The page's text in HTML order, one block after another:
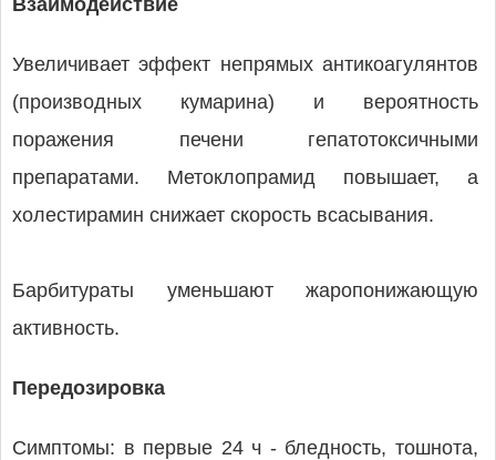
Взаимодействие
Увеличивает эффект непрямых антикоагулянтов
(производных кумарина) и вероятность
поражения печени гепатотоксичными
препаратами. Метоклопрамид повышает, а
холестирамин снижает скорость всасывания.
Барбитураты уменьшают жаропонижающую
активность.
Передозировка
Симптомы: в первые 24 ч - бледность, тошнота,